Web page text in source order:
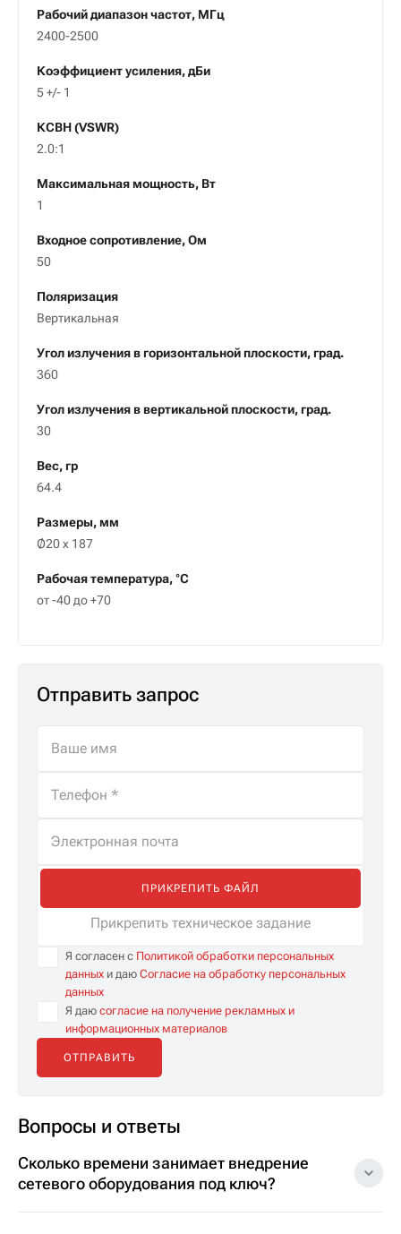
Рабочий диапазон частот, МГц
2400-2500
Коэффициент усиления, дБи
5 +/- 1
КСВН (VSWR)
2.0:1
Максимальная мощность, Вт
1
Входное сопротивление, Ом
50
Поляризация
Вертикальная
Угол излучения в горизонтальной плоскости, град.
360
Угол излучения в вертикальной плоскости, град.
30
Вес, гр
64.4
Размеры, мм
Ø20 x 187
Рабочая температура, °C
от -40 до +70
Отправить запрос
ПРИКРЕПИТЬ ФАЙЛ
Прикрепить техническое задание
Я согласен с Политикой обработки персональных
данных и даю Согласие на обработку персональных
данных
Я даю согласие на получение рекламных и
информационных материалов
Вопросы и ответы
Сколько времени занимает внедрение
сетевого оборудования под ключ?